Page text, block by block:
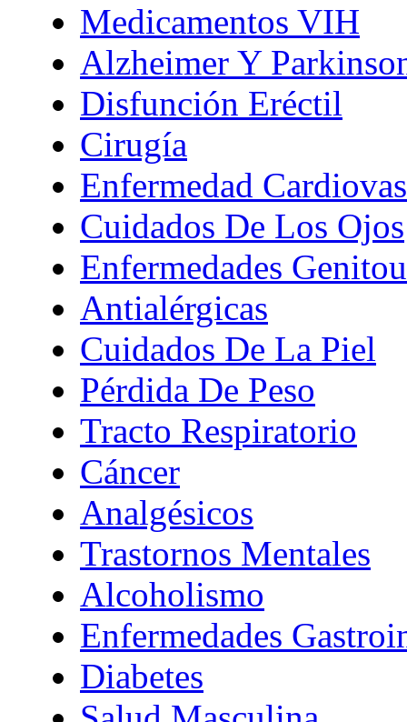
Medicamentos VIH
Alzheimer Y
Disfunción Eréctil
Cirugía
Enfermedad
Cuidados De Los Ojos
Enfermedades
Antialérgicas
Cuidados De La Piel
Pérdida De Peso
Tracto Respiratorio
Cáncer
Analgésicos
Trastornos Mentales
Alcoholismo
Enfermedades
Diabetes